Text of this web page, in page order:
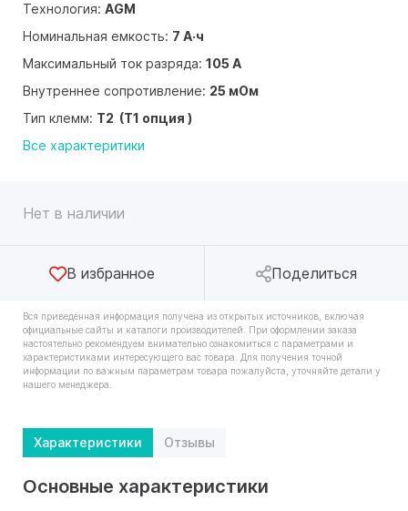
Технология: AGM
Номинальная емкость: 7 А·ч
Максимальный ток разряда: 105 А
Внутреннее сопротивление: 25 мОм
Тип клемм: T2 (T1 опция )
Все характеритики
Нет в наличии
В избранное Поделиться
Вся приведённая информация получена из открытых источников, включая
официальные сайты и каталоги производителей. При оформлении заказа
настоятельно рекомендуем внимательно ознакомиться с параметрами и
характеристиками интересующего вас товара. Для получения точной
информации по важным параметрам товара пожалуйста, уточняйте детали у
нашего менеджера.
Характеристики Отзывы
Основные характеристики